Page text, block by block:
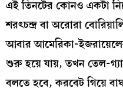
এই তিনটের কোনও একটা
শরৎচন্দ্র বা অরোরা
আবার আমেরিকা-
শুরু হয়ে যায়, তখন তেল-
বলতে হবে, করবেট গিয়ে